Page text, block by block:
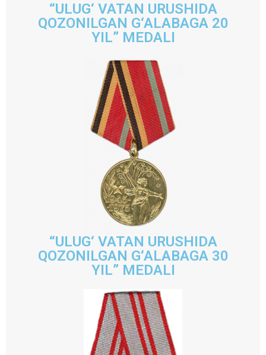
“ULUG‘ VATAN URUSHIDA
QOZONILGAN G‘ALABAGA 20
YIL” MEDALI
“ULUG‘ VATAN URUSHIDA
QOZONILGAN G‘ALABAGA 30
YIL” MEDALI